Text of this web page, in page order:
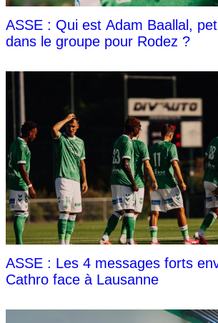
ASSE : Qui est Adam Baallal,
dans le groupe pour Rodez ?
ASSE : Les 4 messages forts
Cathro face à Lausanne